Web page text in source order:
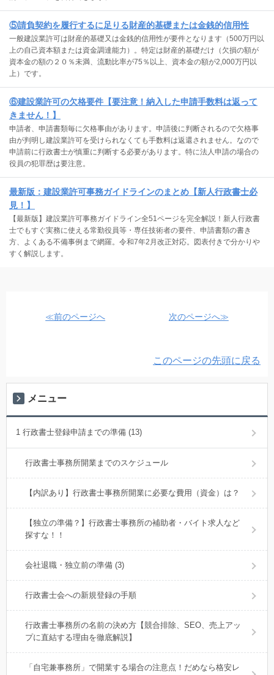
⑤請負契約を履行するに足りる財産的基礎または金銭的信用性
一般建設業許可は財産的基礎又は金銭的信用性が要件となります（500万円以
上の自己資本額または資金調達能力）。特定は財産的基礎だけ（欠損の額が
資本金の額の２０％未満、流動比率が75％以上、資本金の額が2,000万円以
上）です。
⑥建設業許可の欠格要件【要注意！納入した申請手数料は返って
きません！】
申請者、申請書類毎に欠格事由があります。申請後に判断されるので欠格事
由が判明し建設業許可を受けられなくても手数料は返還されません。なので
申請前に行政書士が慎重に判断する必要があります。特に法人申請の場合の
役員の犯罪歴は要注意。
最新版：建設業許可事務ガイドラインのまとめ【新人行政書士必
見！】
【最新版】建設業許可事務ガイドライン全51ページを完全解説！新人行政書
士でもすぐ実務に使える常勤役員等・専任技術者の要件、申請書類の書き
方、よくある不備事例まで網羅。令和7年2月改正対応。図表付きで分かりや
すく解説します。
≪前のページへ 次のページへ≫
このページの先頭に戻る
メニュー
1 行政書士登録申請までの準備 (13)
行政書士事務所開業までのスケジュール
【内訳あり】行政書士事務所開業に必要な費用（資金）は？
【独立の準備？】行政書士事務所の補助者・バイト求人など
探すな！！
会社退職・独立前の準備 (3)
行政書士会への新規登録の手順
行政書士事務所の名前の決め方【競合排除、SEO、売上アッ
プに直結する理由を徹底解説】
「自宅兼事務所」で開業する場合の注意点！だめなら格安レ